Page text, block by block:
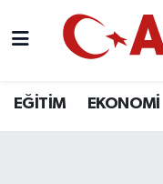
EĞİTİM EKONOMİ